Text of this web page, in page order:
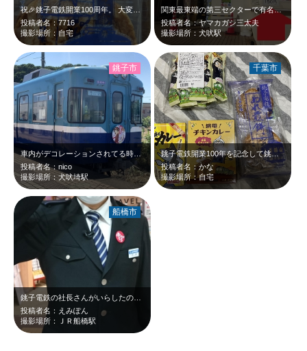
祝🎉銚子電鉄開業100周年。 大変な時期もあったけど、頑張ってます。ぬれ煎餅…
投稿者名：7716
撮影場所：自宅
関東最東端の第三セクターで有名な銚子電鉄 乗降客だけでは食っていけないという…
投稿者名：ヤマカガシ三太夫
撮影場所：犬吠駅
車内がデコレーションされてる時があるので、その車両に乗れるかはお楽しみ！ 銚…
投稿者名：nico
撮影場所：犬吠埼駅
銚子市
銚子電鉄開業100年を記念して銚電まつりが開催されました🏮 銚電グッズを買っ…
投稿者名：かな
撮影場所：自宅
千葉市
銚子電鉄の社長さんがいらしたので写真撮らせてもらいました。 素敵な笑顔です。…
投稿者名：えみぽん
撮影場所：ＪＲ船橋駅
船橋市